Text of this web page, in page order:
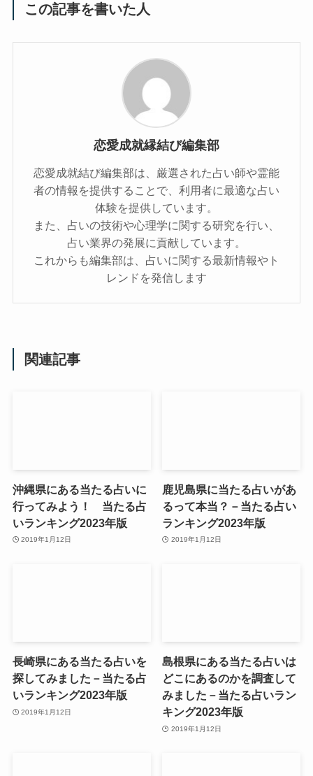
この記事を書いた人
恋愛成就縁結び編集部
恋愛成就結び編集部は、厳選された占い師や霊能
者の情報を提供することで、利用者に最適な占い
体験を提供しています。
また、占いの技術や心理学に関する研究を行い、
占い業界の発展に貢献しています。
これからも編集部は、占いに関する最新情報やト
レンドを発信します
関連記事
沖縄県にある当たる占いに
行ってみよう！ 当たる占
いランキング2023年版
2019年1月12日
鹿児島県に当たる占いがあ
るって本当？－当たる占い
ランキング2023年版
2019年1月12日
長崎県にある当たる占いを
探してみました－当たる占
いランキング2023年版
2019年1月12日
島根県にある当たる占いは
どこにあるのかを調査して
みました－当たる占いラン
キング2023年版
2019年1月12日